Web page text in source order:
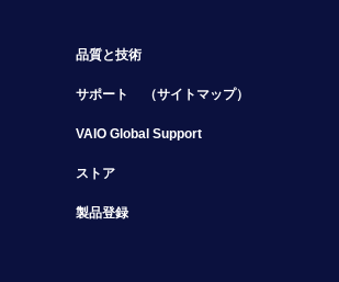
品質と技術
サポート （サイトマップ）
VAIO Global Support
ストア
製品登録